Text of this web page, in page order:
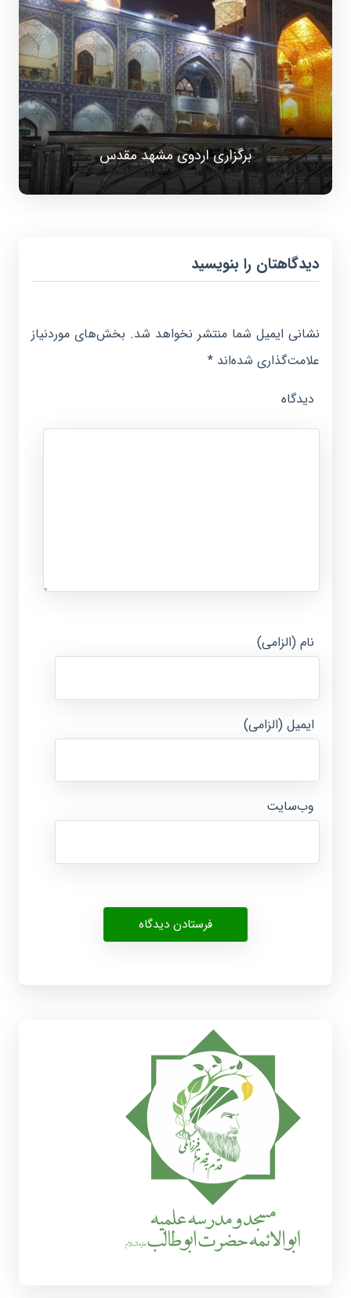
برگزاری اردوی مشهد مقدس
دیدگاهتان را بنویسید
نشانی ایمیل شما منتشر نخواهد شد. بخش‌های موردنیاز
علامت‌گذاری شده‌اند*
دیدگاه
نام (الزامی)
ایمیل (الزامی)
وب‌سایت